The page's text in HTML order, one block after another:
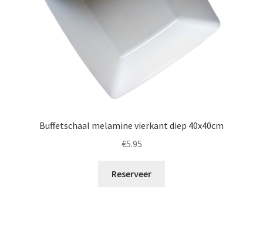
Buffetschaal melamine vierkant diep 40x40cm
€5.95
Reserveer